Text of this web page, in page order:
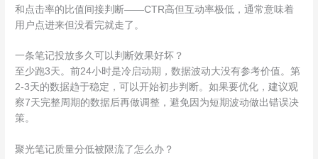
和点击率的比值间接判断——CTR高但互动率极低，通常意味着
用户点进来但没看完就走了。
一条笔记投放多久可以判断效果好坏？
至少跑3天。前24小时是冷启动期，数据波动大没有参考价值。第
2-3天的数据趋于稳定，可以开始初步判断。如果要优化，建议观
察7天完整周期的数据后再做调整，避免因为短期波动做出错误决
策。
聚光笔记质量分低被限流了怎么办？